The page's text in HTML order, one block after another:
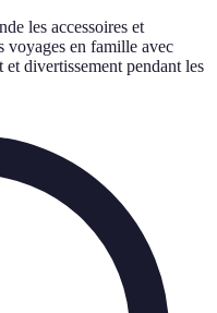
les accessoires et
voyages en famille avec
divertissement pendant les